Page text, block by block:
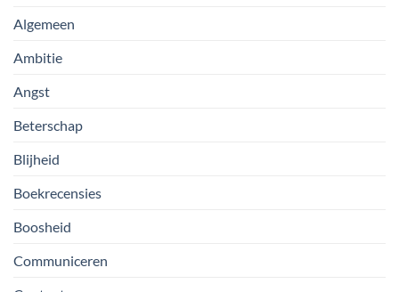
Algemeen
Ambitie
Angst
Beterschap
Blijheid
Boekrecensies
Boosheid
Communiceren